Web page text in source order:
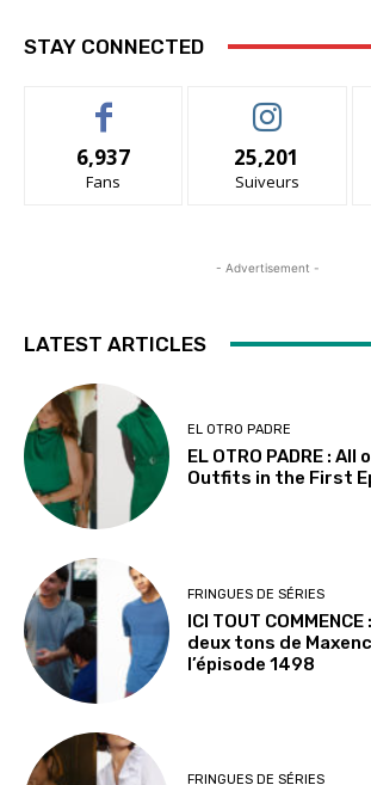
STAY CONNECTED
6,937
Fans
25,201
Suiveurs
- Advertisement -
LATEST ARTICLES
EL OTRO PADRE
EL OTRO PADRE : All
Outfits in the First
FRINGUES DE SÉRIES
ICI TOUT
deux tons de
l’épisode 1498
FRINGUES DE SÉRIES